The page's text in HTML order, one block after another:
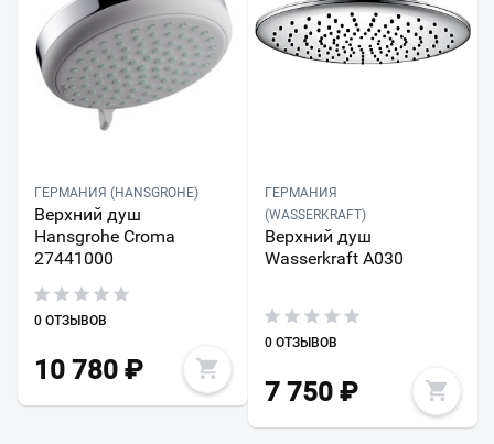
ГЕРМАНИЯ (HANSGROHE)
Верхний душ
Hansgrohe Croma
27441000
0 ОТЗЫВОВ
10 780 ₽
ГЕРМАНИЯ
(WASSERKRAFT)
Верхний душ
Wasserkraft A030
0 ОТЗЫВОВ
7 750₽